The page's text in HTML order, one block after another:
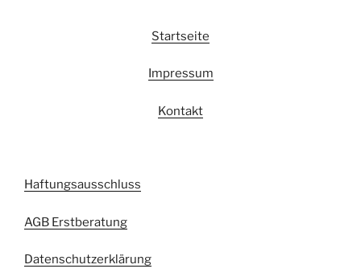
Startseite
Impressum
Kontakt
Haftungsausschluss
AGB Erstberatung
Datenschutzerklärung